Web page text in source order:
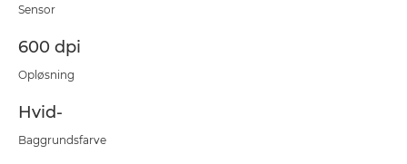
Sensor
600 dpi
Opløsning
Hvid-
Baggrundsfarve